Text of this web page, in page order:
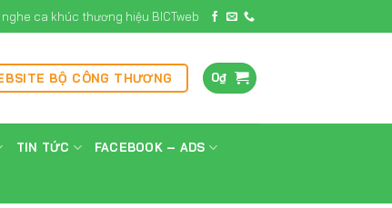
nghe ca khúc thương hiệu BICTweb
BỘ CÔNG THƯƠNG 0₫
TIN TỨC FACEBOOK – ADS